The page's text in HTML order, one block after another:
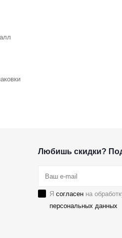
Любишь скидки?
Я согласенна
персональных данных